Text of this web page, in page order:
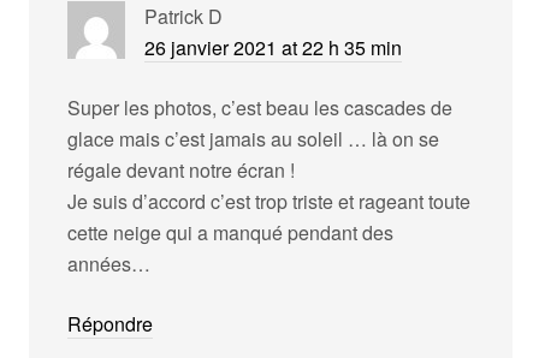
Patrick D
26 janvier 2021 at 22 h 35 min
Super les photos, c’est beau les cascades de
glace mais c’est jamais au soleil … là on se
régale devant notre écran !
Je suis d’accord c’est trop triste et rageant toute
cette neige qui a manqué pendant des
années…
Répondre